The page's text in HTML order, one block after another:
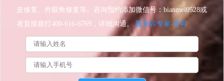
皮修复、外眼角修复等。咨询预约添加微信号：bianmei0528或
者直接拨打400-616-6769，详细沟通。眼整容专家-李冉